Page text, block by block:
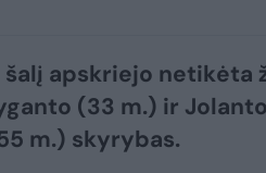
šalį apskriejo netikėta
(33 m.) ir
m.) skyrybas.